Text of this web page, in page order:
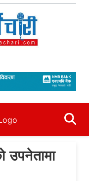
उपनेतामा